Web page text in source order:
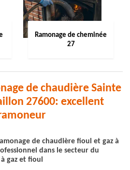
Ramonage de cheminée
27
de chaudière Sainte
27600: excellent
de chaudière fioul et gaz à
dans le secteur du
gaz et fioul